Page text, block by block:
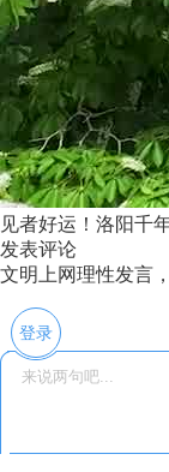
见者好运！洛阳千
发表评论
文明上网理性发言
登录